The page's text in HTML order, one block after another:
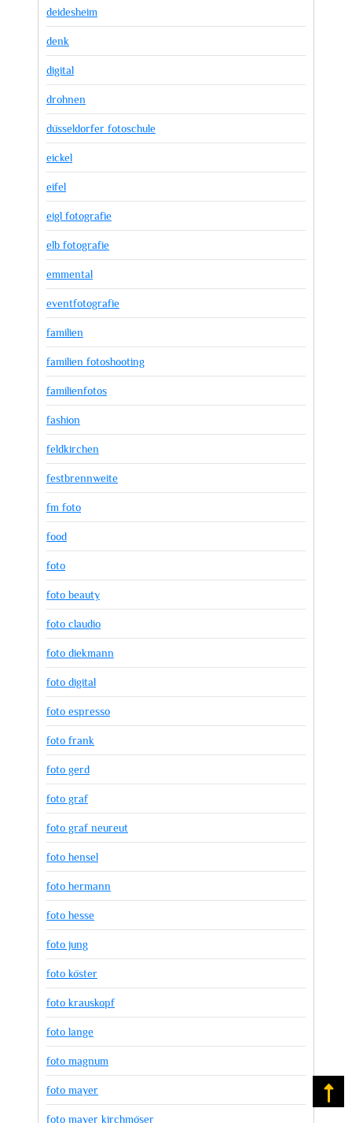
deidesheim
denk
digital
drohnen
düsseldorfer fotoschule
eickel
eifel
eigl fotografie
elb fotografie
emmental
eventfotografie
familien
familien fotoshooting
familienfotos
fashion
feldkirchen
festbrennweite
fm foto
food
foto
foto beauty
foto claudio
foto diekmann
foto digital
foto espresso
foto frank
foto gerd
foto graf
foto graf neureut
foto hensel
foto hermann
foto hesse
foto jung
foto köster
foto krauskopf
foto lange
foto magnum
foto mayer
foto mayer kirchmöser